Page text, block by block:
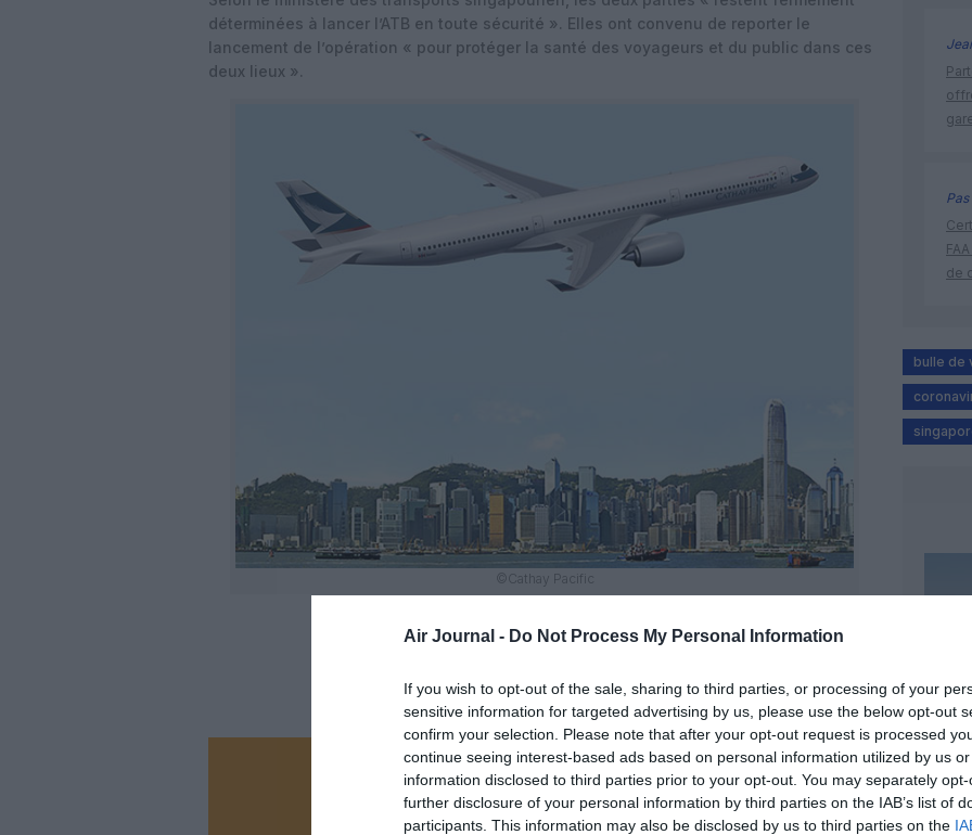
Air Journal - Do Not Process My Personal Information
If you wish to opt-out of the sale, sharing to third parties, or processing of your
sensitive information for targeted advertising by us, please use the below opt-out
confirm your selection. Please note that after your opt-out request is processed
continue seeing interest-based ads based on personal information utilized by us
information disclosed to third parties prior to your opt-out. You may separately
further disclosure of your personal information by third parties on the IAB’s list of
participants. This information may also be disclosed by us to third parties on the
déterminées à lancer l’ATB en toute sécurité ». Elles ont convenu de reporter le
lancement de l’opération « pour protéger la santé des voyageurs et du public dans ces
deux lieux ».
©Cathay Pacific
Vous avez apprécié l’article ?
Soutenez-nous, faites un don !
de
bulle de